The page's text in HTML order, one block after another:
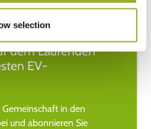
selection
dem Laufenden
EV-
Gemeinschaft in den
und abonnieren Sie